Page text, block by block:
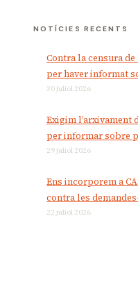
NOTÍCIES RECENTS
Contra la censura de
per haver informat
30 juliol 2026
Exigim l’arxivament
per informar sobre
29 juliol 2026
Ens incorporem a
contra les
22 juliol 2026